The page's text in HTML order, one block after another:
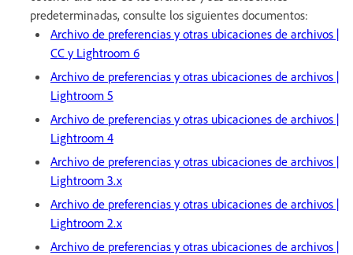
predeterminadas, consulte los siguientes documentos:
Archivo de preferencias y otras ubicaciones de archivos |
CC y Lightroom 6
Archivo de preferencias y otras ubicaciones de archivos |
Lightroom 5
Archivo de preferencias y otras ubicaciones de archivos |
Lightroom 4
Archivo de preferencias y otras ubicaciones de archivos |
Lightroom 3.x
Archivo de preferencias y otras ubicaciones de archivos |
Lightroom 2.x
Archivo de preferencias y otras ubicaciones de archivos |